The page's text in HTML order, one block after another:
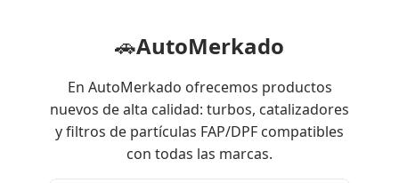
🚗AutoMerkado
En AutoMerkado ofrecemos productos
nuevos de alta calidad: turbos, catalizadores
y filtros de partículas FAP/DPF compatibles
con todas las marcas.